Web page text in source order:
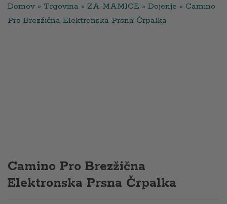
Domov » Trgovina » ZA MAMICE » Dojenje » Camino
Pro Brezžična Elektronska Prsna Črpalka
Camino Pro Brezžična
Elektronska Prsna Črpalka